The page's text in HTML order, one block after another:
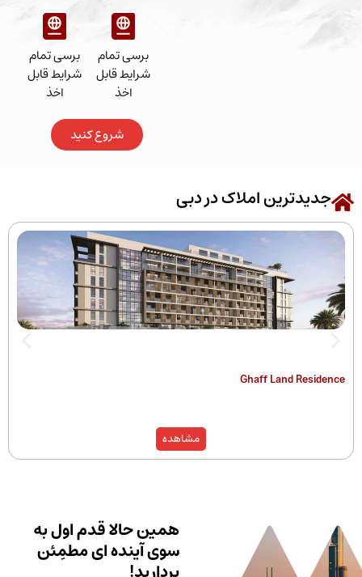
برسی تمام
شرایط قابل
اخذ
شروع کنید
املاک در دبی
Ghaff
همین حالا قدم اول به
سوی آینده ای مطمِئن